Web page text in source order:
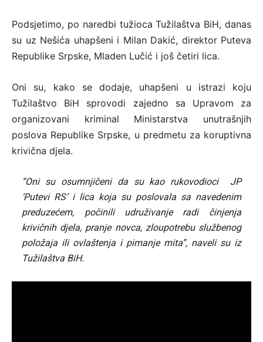
Podsjetimo, po naredbi tužioca Tužilaštva BiH, danas
su uz Nešića uhapšeni i Milan Dakić, direktor Puteva
Republike Srpske, Mladen Lučić i još četiri lica.
Oni su, kako se dodaje, uhapšeni u istrazi koju
Tužilaštvo BiH sprovodi zajedno sa Upravom za
organizovani kriminal Ministarstva unutrašnjih
poslova Republike Srpske, u predmetu za koruptivna
krivična djela.
“Oni su osumnjičeni da su kao rukovodioci JP
‘Putevi RS’ i lica koja su poslovala sa navedenim
preduzećem, počinili udruživanje radi činjenja
krivičnih djela, pranje novca, zloupotrebu službenog
položaja ili ovlaštenja i pimanje mita”, naveli su iz
Tužilaštva BiH.